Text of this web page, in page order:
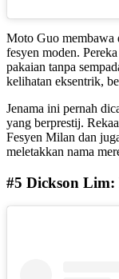
Moto Guo membawa
fesyen moden.
pakaian tanpa
kelihatan eksentrik,
Jenama ini pernah
yang berprestij.
Fesyen Milan dan
meletakkan nama
#5 Dickson Lim: